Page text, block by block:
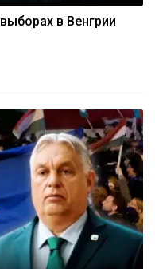
в Венгрии